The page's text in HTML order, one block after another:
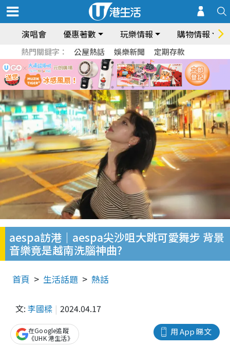
演唱會 優惠著數 玩樂情報 購物情報
熱門關鍵字： 公屋熱話 娛樂新聞 定期存款
aespa訪港｜aespa尖沙咀大跳可愛舞步 背景
音樂竟是越南洗腦神曲?
首頁 生活話題 熱話
文: 李國樑 2024.04.17
用 App 睇文
在Google追蹤
《UHK 港生活》